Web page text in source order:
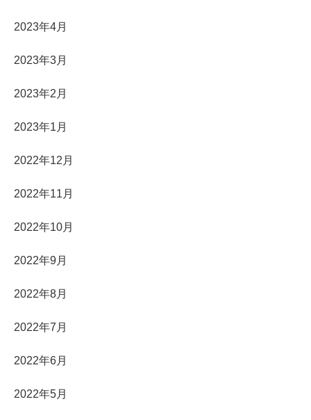
2023年4月
2023年3月
2023年2月
2023年1月
2022年12月
2022年11月
2022年10月
2022年9月
2022年8月
2022年7月
2022年6月
2022年5月